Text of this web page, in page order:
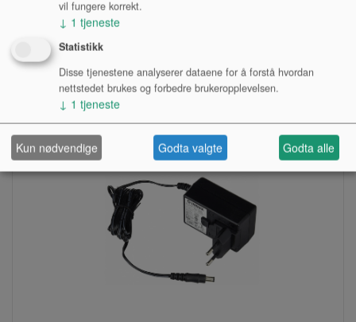
Lagerstatus:
Kjøp
vil fungere korrekt.
↓ 1 tjeneste
Statistikk
Disse tjenestene analyserer dataene for å forstå hvordan
nettstedet brukes og forbedre brukeropplevelsen.
↓ 1 tjeneste
Kun nødvendige Godta valgte Godta alle